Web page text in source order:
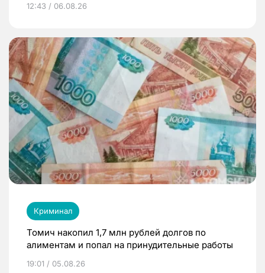
12:43 / 06.08.26
Криминал
Томич накопил 1,7 млн рублей долгов по
алиментам и попал на принудительные работы
19:01 / 05.08.26